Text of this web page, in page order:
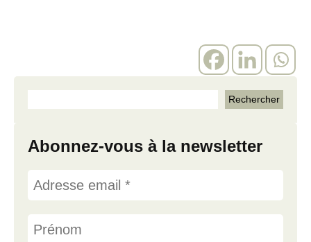
Abonnez-vous à la newsletter